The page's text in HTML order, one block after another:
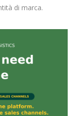
di marca.